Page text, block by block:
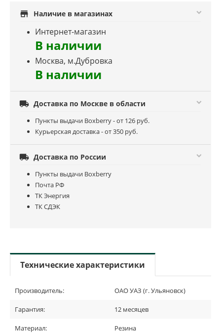
store Наличие в магазинах
Интернет-магазин
В наличии
Москва, м.Дубровка
В наличии
 Доставка по Москве в области
Пункты выдачи Boxberry - от 126 руб.
Курьерская доставка - от 350 руб.
 Доставка по России
Пункты выдачи Boxberry
Почта РФ
ТК Энергия
ТК СДЭК
Технические характеристики
Производитель: ОАО УАЗ (г. Ульяновск)
Гарантия: 12 месяцев
Материал: Резина